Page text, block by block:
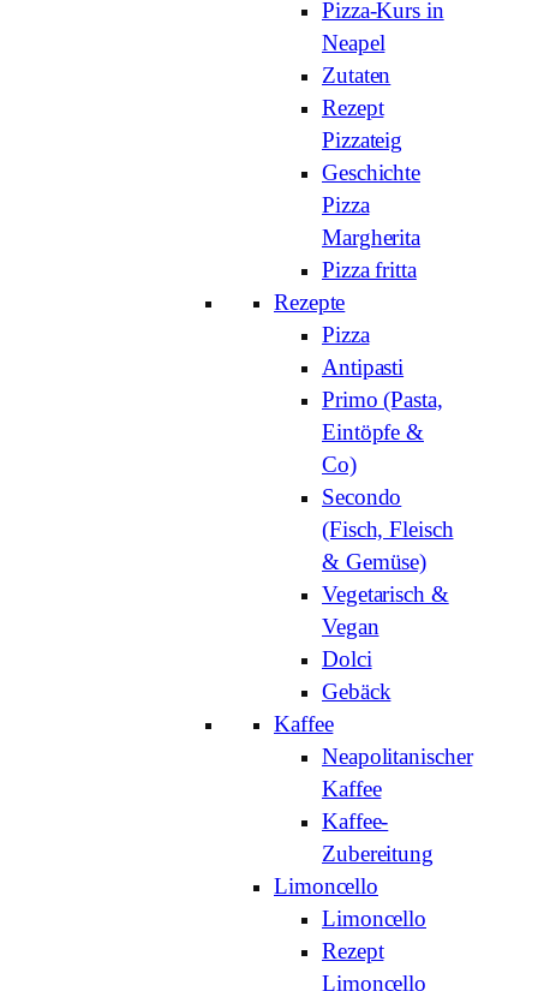
Pizza-Kurs in
Neapel
Zutaten
Rezept
Pizzateig
Geschichte
Pizza
Margherita
Pizza fritta
Rezepte
Pizza
Antipasti
Primo (Pasta,
Eintöpfe &
Co)
Secondo
(Fisch, Fleisch
& Gemüse)
Vegetarisch &
Vegan
Dolci
Gebäck
Kaffee
Neapolitanischer
Kaffee
Kaffee-
Zubereitung
Limoncello
Limoncello
Rezept
Limoncello